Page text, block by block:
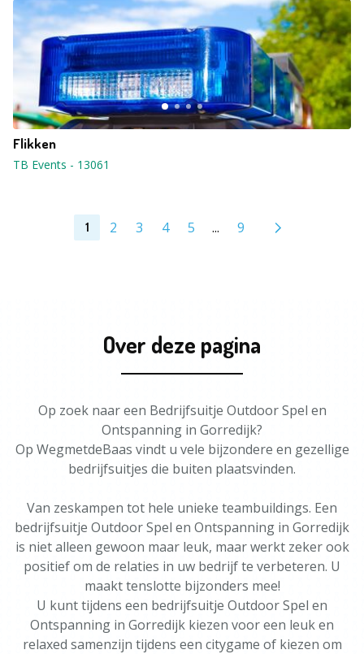
Flikken
TB Events - 13061
1 2 3 4 5 ... 9
Over deze pagina
Op zoek naar een Bedrijfsuitje Outdoor Spel en
Ontspanning in Gorredijk?
Op WegmetdeBaas vindt u vele bijzondere en gezellige
bedrijfsuitjes die buiten plaatsvinden.
Van zeskampen tot hele unieke teambuildings. Een
bedrijfsuitje Outdoor Spel en Ontspanning in Gorredijk
is niet alleen gewoon maar leuk, maar werkt zeker ook
positief om de relaties in uw bedrijf te verbeteren. U
maakt tenslotte bijzonders mee!
U kunt tijdens een bedrijfsuitje Outdoor Spel en
Ontspanning in Gorredijk kiezen voor een leuk en
relaxed samenzijn tijdens een citygame of kiezen om